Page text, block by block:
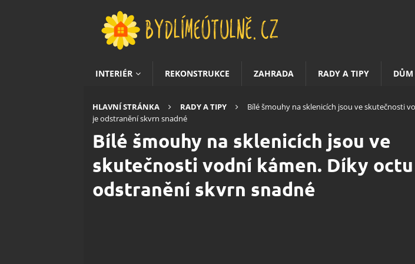
INTERIÉR REKONSTRUKCE ZAHRADA RADY A TIPY DŮM
HLAVNÍ STRÁNKA RADY A TIPY
Bílé šmouhy na sklenicích jsou ve skutečnosti
je odstranění skvrn snadné
Bílé šmouhy na sklenicích jsou ve
skutečnosti vodní kámen. Díky
odstranění skvrn snadné